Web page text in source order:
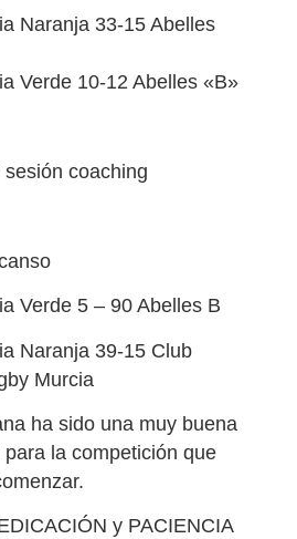
Naranja 33-15 Abelles
Verde 10-12 Abelles «B»
coaching
Verde 5 – 90 Abelles B
Naranja 39-15 Club
Murcia
ha sido una muy buena
la competición que
y PACIENCIA